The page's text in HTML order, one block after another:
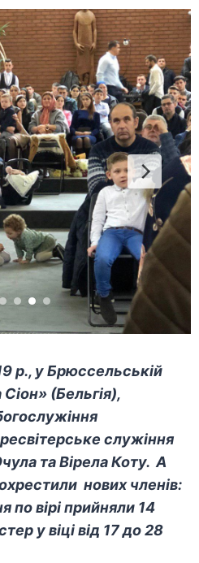
р., у Брюссельській
(Бельгія),
служіння
та Вірела Коту. А
нових членів:
по вірі прийняли 14
у віці від 17 до 28